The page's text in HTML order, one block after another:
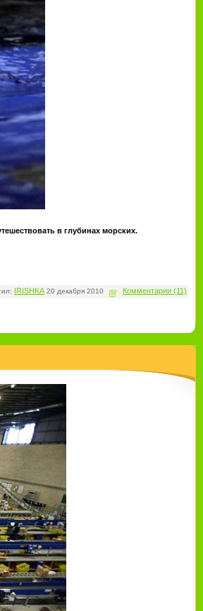
в глубинах морских.
IRISHKA 20 декабря 2010 Комментарии (11)